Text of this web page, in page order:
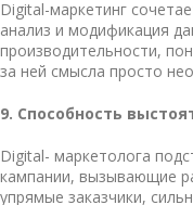
Digital-маркетинг
анализ и модификация
производительности,
за ней смысла просто
9. Способность
Digital- маркетолога
кампании, вызывающие
упрямые заказчики,